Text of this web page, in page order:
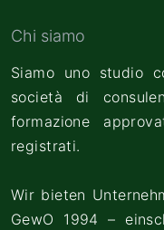
Chi siamo
Siamo uno studio
società di
formazione
registrati.
Wir bieten
GewO 1994 –